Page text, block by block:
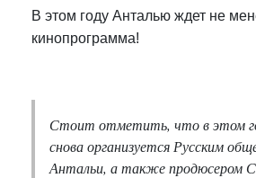
В этом году Анталью ждет не
кинопрограмма!
Стоит отметить, что в этом
снова организуется Русским
Антальи, а также продюсером